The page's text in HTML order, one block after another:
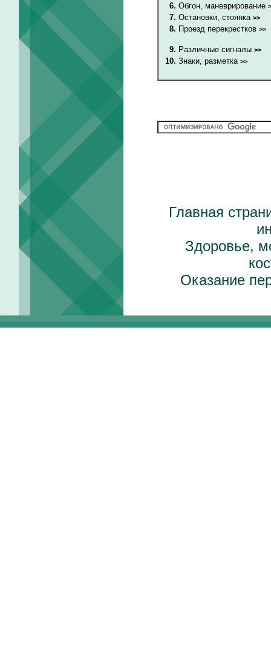
6. Обгон, маневрирование
7. Остановки, стоянка >>
8. Проезд перекрестков >>
9. Различные сигналы >>
10. Знаки, разметка >>
Главная
Здоровье,
Оказание